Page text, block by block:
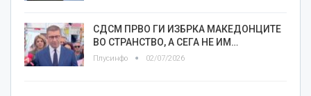
СДСМ ПРВО ГИ ИЗБРКА МАКЕДОНЦИТЕ
ВО СТРАНСТВО, А СЕГА НЕ ИМ…
Плусинфо 02/07/2026